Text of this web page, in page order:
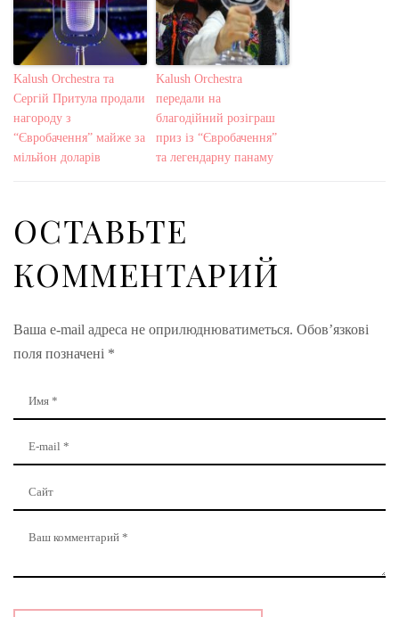
Kalush Orchestra та
Сергій Притула продали
нагороду з
“Євробачення” майже за
мільйон доларів
Kalush Orchestra
передали на
благодійний розіграш
приз із “Євробачення”
та легендарну панаму
ОСТАВЬТЕ
КОММЕНТАРИЙ
Ваша e-mail адреса не оприлюднюватиметься. Обов’язкові
поля позначені *